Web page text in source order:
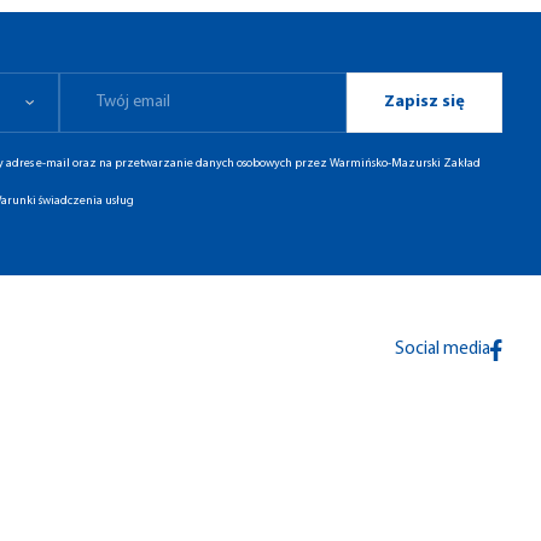
Zapisz się
e-mail oraz na przetwarzanie danych osobowych przez Warmińsko-Mazurski Zakład
świadczenia usług
Social media